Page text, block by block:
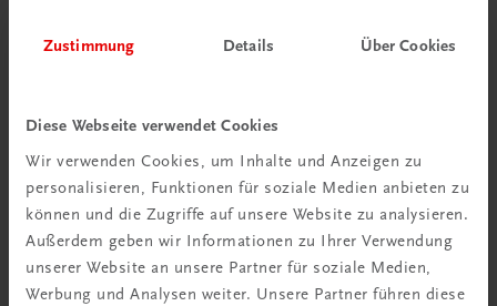
Zustimmung Details Über Cookies
Diese Webseite verwendet Cookies
Wir verwenden Cookies, um Inhalte und Anzeigen zu
personalisieren, Funktionen für soziale Medien anbieten zu
können und die Zugriffe auf unsere Website zu analysieren.
Außerdem geben wir Informationen zu Ihrer Verwendung
unserer Website an unsere Partner für soziale Medien,
Werbung und Analysen weiter. Unsere Partner führen diese
Rabattcode erhalten
Newsletter abonnieren
& Versandkosten sparen
Jetzt anmelden